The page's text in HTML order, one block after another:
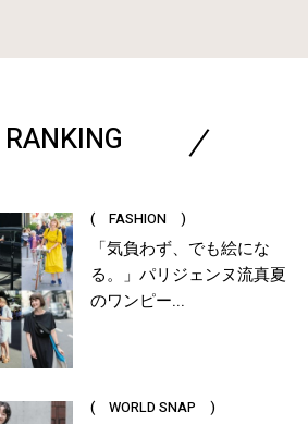
RANKING
( FASHION )
「気負わず、でも絵にな
る。」パリジェンヌ流真夏
のワンピー...
( WORLD SNAP )